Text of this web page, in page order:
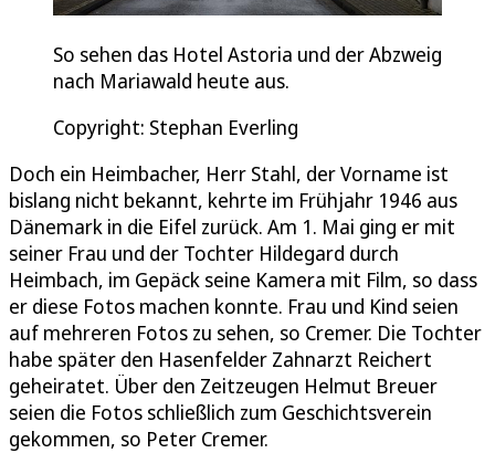
So sehen das Hotel Astoria und der Abzweig
nach Mariawald heute aus.
Copyright: Stephan Everling
Doch ein Heimbacher, Herr Stahl, der Vorname ist
bislang nicht bekannt, kehrte im Frühjahr 1946 aus
Dänemark in die Eifel zurück. Am 1. Mai ging er mit
seiner Frau und der Tochter Hildegard durch
Heimbach, im Gepäck seine Kamera mit Film, so dass
er diese Fotos machen konnte. Frau und Kind seien
auf mehreren Fotos zu sehen, so Cremer. Die Tochter
habe später den Hasenfelder Zahnarzt Reichert
geheiratet. Über den Zeitzeugen Helmut Breuer
seien die Fotos schließlich zum Geschichtsverein
gekommen, so Peter Cremer.